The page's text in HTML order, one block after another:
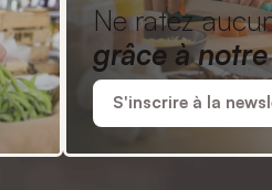
Ne ratez
grâce à
S'inscrire à la